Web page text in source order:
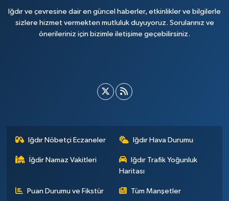
Iğdır ve çevresine dair en güncel haberler, etkinlikler ve bilgilerle
sizlere hizmet vermekten mutluluk duyuyoruz. Sorularınız ve
önerileriniz için bizimle iletişime geçebilirsiniz.
Iğdır Nöbetçi Eczaneler Iğdır Hava Durumu
İğdir Namaz Vakitleri
Iğdır Trafik Yoğunluk
Haritası
Puan Durumu ve Fikstür Tüm Manşetler